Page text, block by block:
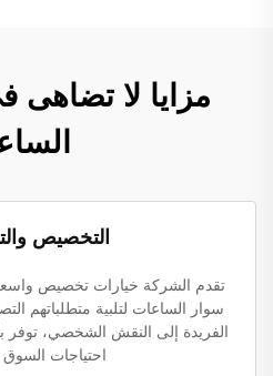
مزايا لا تضاهى
التخصيص
تقدم الشركة خيارات تخصيص
سوار الساعات لتلبية متطلباتهم
الفريدة إلى النقش الشخصي، توفر
احتياجات السوق